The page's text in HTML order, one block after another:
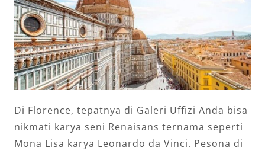
Di Florence, tepatnya di Galeri Uffizi Anda bisa
nikmati karya seni Renaisans ternama seperti
Mona Lisa karya Leonardo da Vinci. Pesona di